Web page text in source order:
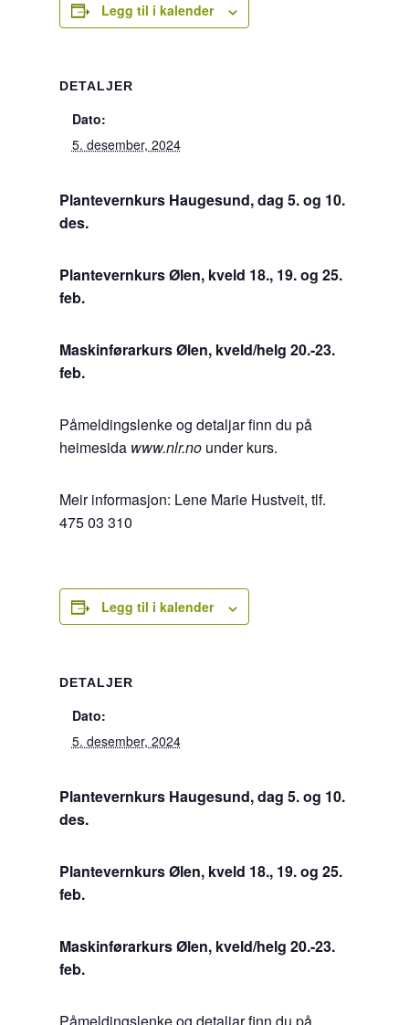
Legg til i kalender
DETALJER
Dato:
5. desember, 2024
Plantevernkurs Haugesund, dag 5. og 10.
des.
Plantevernkurs Ølen, kveld 18., 19. og 25.
feb.
Maskinførarkurs Ølen, kveld/helg 20.-23.
feb.
Påmeldingslenke og detaljar finn du på
heimesida www.nlr.no under kurs.
Meir informasjon: Lene Marie Hustveit, tlf.
475 03 310
Legg til i kalender
DETALJER
Dato:
5. desember, 2024
Plantevernkurs Haugesund, dag 5. og 10.
des.
Plantevernkurs Ølen, kveld 18., 19. og 25.
feb.
Maskinførarkurs Ølen, kveld/helg 20.-23.
feb.